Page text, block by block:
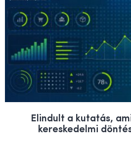
Elindult a kutatás,
kereskedelmi